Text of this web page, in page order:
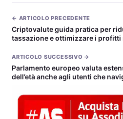
← ARTICOLO PRECEDENTE
Criptovalute guida pratica per
tassazione e ottimizzare i profitti
ARTICOLO SUCCESSIVO →
Parlamento europeo valuta
dell’età anche agli utenti che